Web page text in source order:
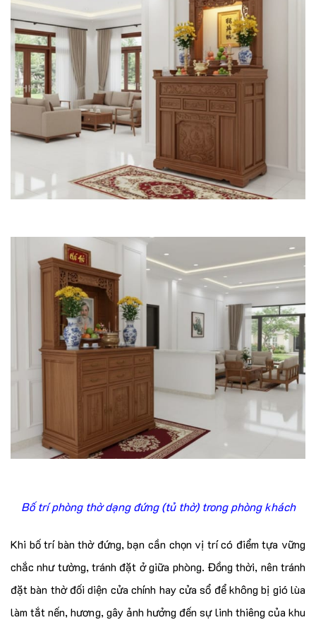
Bố trí phòng thờ dạng đứng (tủ thờ) trong phòng khách
Khi bố trí bàn thờ đứng, bạn cần chọn vị trí có điểm tựa vững
chắc như tường, tránh đặt ở giữa phòng. Đồng thời, nên tránh
đặt bàn thờ đối diện cửa chính hay cửa sổ để không bị gió lùa
làm tắt nến, hương, gây ảnh hưởng đến sự linh thiêng của khu